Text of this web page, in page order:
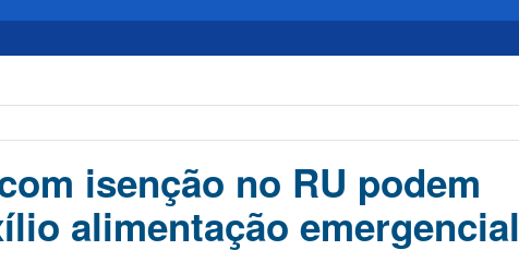
isenção no RU podem
alimentação emergencial